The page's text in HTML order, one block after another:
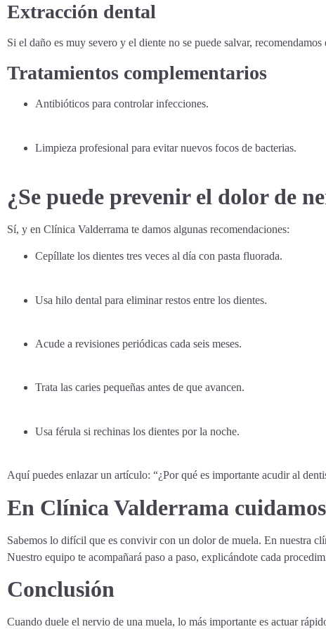
Extracción dental
Si el daño es muy severo y el diente no se puede salvar,
Tratamientos complementarios
Antibióticos para controlar infecciones.
Limpieza profesional para evitar nuevos focos de bacterias.
¿Se puede prevenir el dolor de
Sí, y en Clínica Valderrama te damos algunas recomendaciones:
Cepíllate los dientes tres veces al día con pasta fluorada.
Usa hilo dental para eliminar restos entre los dientes.
Acude a revisiones periódicas cada seis meses.
Trata las caries pequeñas antes de que avancen.
Usa férula si rechinas los dientes por la noche.
Aquí puedes enlazar un artículo: “¿Por qué es importante acudir al
En Clínica Valderrama
Sabemos lo difícil que es convivir con un dolor de muela. En nuestra
Nuestro equipo te acompañará paso a paso, explicándote cada
Conclusión
Cuando duele el nervio de una muela, lo más importante es actuar